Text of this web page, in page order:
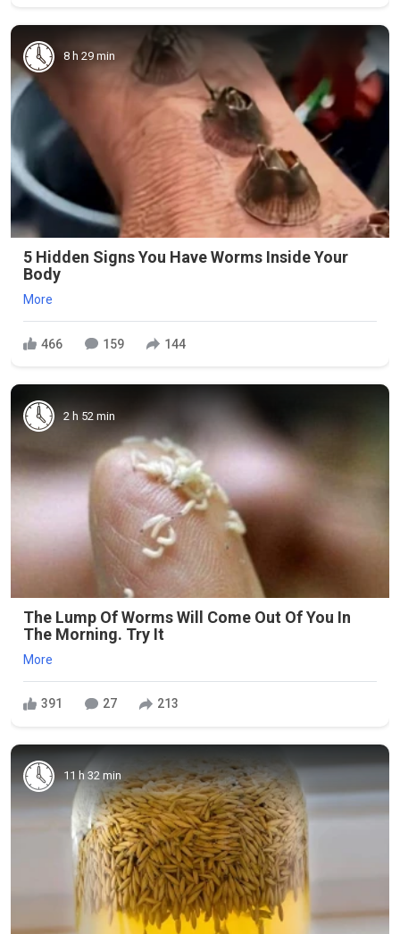
8 h 29 min
5 Hidden Signs You Have Worms Inside Your
Body
More
466 159 144
2 h 52 min
The Lump Of Worms Will Come Out Of You In
The Morning. Try It
More
391 27 213
11 h 32 min